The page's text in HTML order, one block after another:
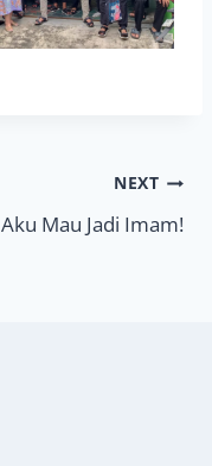
NEXT
Aku Mau Jadi Imam!